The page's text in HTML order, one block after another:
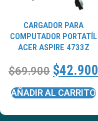
CARGADOR PARA
COMPUTADOR PORTATÍL
ACER ASPIRE 4733Z
$69.900 $42.900
AÑADIR AL CARRITO